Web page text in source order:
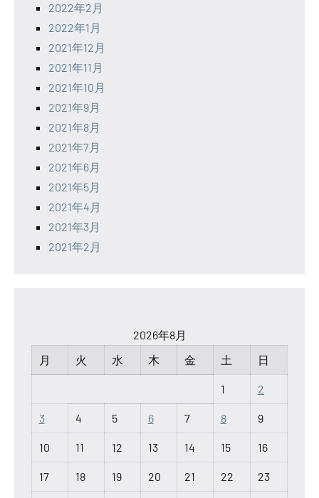
2022年2月
2022年1月
2021年12月
2021年11月
2021年10月
2021年9月
2021年8月
2021年7月
2021年6月
2021年5月
2021年4月
2021年3月
2021年2月
2026年8月
月
火 水 木 金 土 日
1 2
3 4 5 6 7 8 9
10 11 12 13 14 15 16
17 18 19 20 21 22 23